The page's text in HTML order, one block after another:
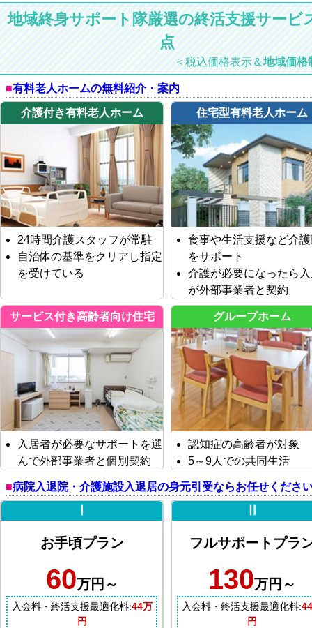
地域終身サポート隊厳選の終活支援サービ
点
＜税込価格表示＆地域価格
有料老人ホームの無料紹介・案内
介護付き有料老人ホーム
24時間介護スタッフが常駐
自治体の基準をクリアし指定
を受けている
住宅型有料老人ホーム
食事や生活支援など介
をサポート
介護が必要になったら
が外部事業者と契約
サービス付き高齢者向け住宅
入居者が必要なサポートを選
んで外部事業者と個別契約
グループホーム
認知症の高齢者が対象
5～9人での共同生活
病院入退院・介護施設入退居の身元引受ならお任せくださ
お手頃プラン
60万円～
入会料・終活支援最適化料:44万
円
フルサポートプラ
130万円～
入会料・終活支援最適化料:
円